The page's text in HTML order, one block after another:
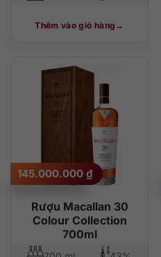
Thêm vào giỏ hàng
Rượu Macallan 30
Colour Collection
700ml
145.000.000 ₫